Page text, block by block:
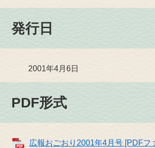
発行日
2001年4月6日
PDF形式
広報おごおり2001年4月号 [PDFフ